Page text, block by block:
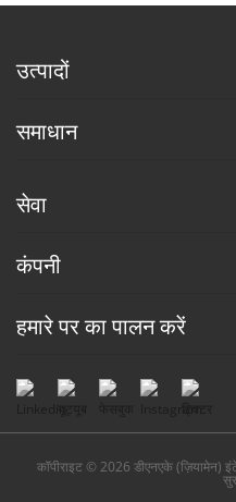
उत्पादों
समाधान
सेवा
कंपनी
हमारे पर का पालन करें
कॉपीराइट © 2026 डीएनएके (ज़ियामेन)